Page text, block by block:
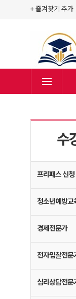
+ 즐겨찾기 추가
수
프리패스 신청
청소년예방교
경제전문가
전자입찰전문
심리상담전문